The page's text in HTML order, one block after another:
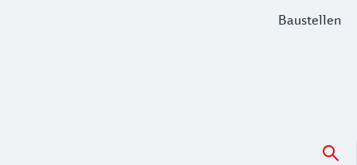
Baustellen